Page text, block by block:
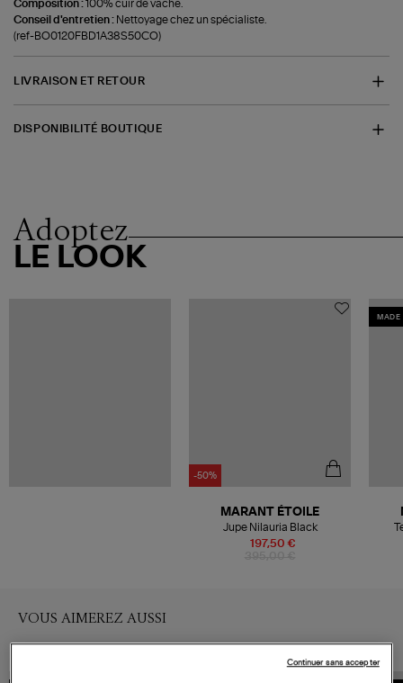
Composition :100% cuir de vache.
Conseil d'entretien : Nettoyage chez un spécialiste.
(ref-BO0120FBD1A38S50CO)
LIVRAISON ET RETOUR
DISPONIBILITÉ BOUTIQUE
Adoptez
LE LOOK
-50%
197,50 €
MARANT ÉTOILE
Jupe Nilauria Black
MADE
VOUS AIMEREZ AUSSI
Continuer sans accepter